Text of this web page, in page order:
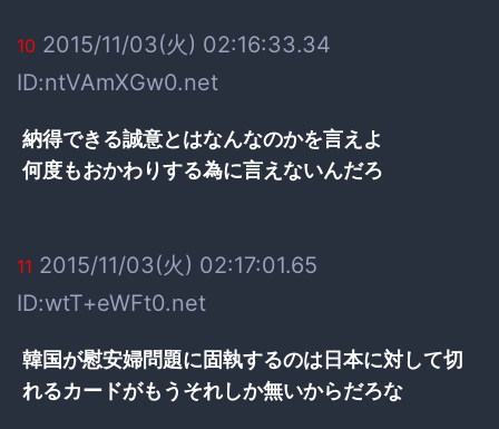
10 2015/11/03(火) 02:16:33.34
ID:ntVAmXGw0.net
納得できる誠意とはなんなのかを言えよ
何度もおかわりする為に言えないんだろ
11 2015/11/03(火) 02:17:01.65
ID:wtT+eWFt0.net
韓国が慰安婦問題に固執するのは日本に対して切
れるカードがもうそれしか無いからだろな